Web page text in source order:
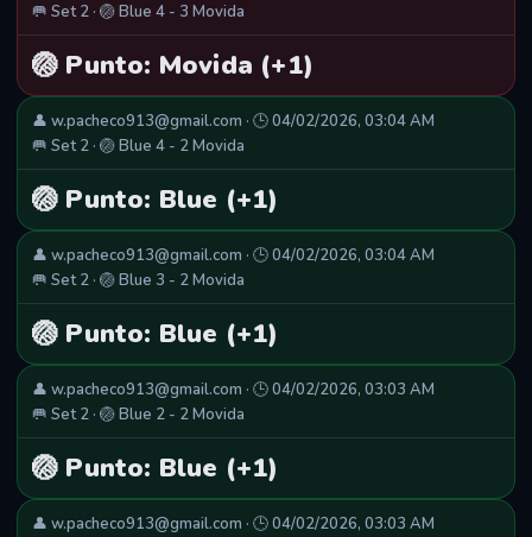
🥅 Set 2 · 🏐 Blue 4 - 3 Movida
🏐 Punto: Movida (+1)
👤 w.pacheco913@gmail.com · 🕒 04/02/2026, 03:04 AM
🥅 Set 2 · 🏐 Blue 4 - 2 Movida
🏐 Punto: Blue (+1)
👤 w.pacheco913@gmail.com · 🕒 04/02/2026, 03:04 AM
🥅 Set 2 · 🏐 Blue 3 - 2 Movida
🏐 Punto: Blue (+1)
👤 w.pacheco913@gmail.com · 🕒 04/02/2026, 03:03 AM
🥅 Set 2 · 🏐 Blue 2 - 2 Movida
🏐 Punto: Blue (+1)
👤 w.pacheco913@gmail.com · 🕒 04/02/2026, 03:03 AM